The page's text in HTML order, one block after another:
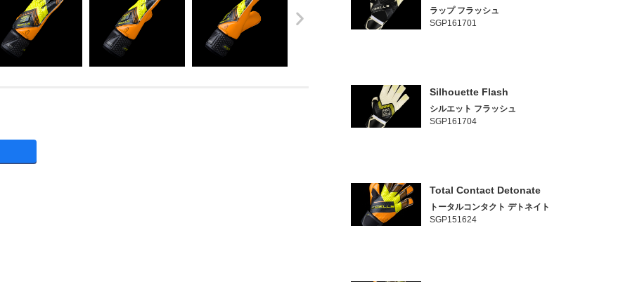
ラップ フラッシュ
SGP161701
Silhouette Flash
シルエット フラッシュ
SGP161704
Total Contact Detonate
トータルコンタクト デトネイト
SGP151624